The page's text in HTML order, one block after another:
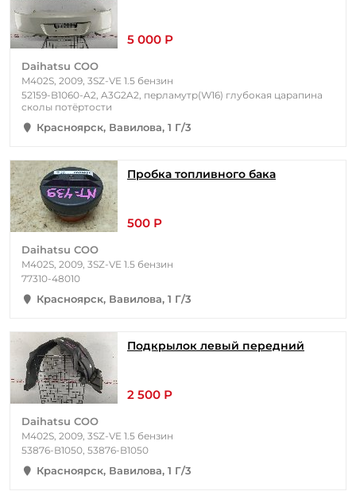
5 000 Р
Daihatsu COO
M402S, 2009, 3SZ-VE 1.5 бензин
52159-B1060-A2, A3G2A2, перламутр(W16) глубокая царапина
сколы потёртости
Красноярск, Вавилова, 1 Г/3
Пробка топливного бака
500 Р
Daihatsu COO
M402S, 2009, 3SZ-VE 1.5 бензин
77310-48010
Красноярск, Вавилова, 1 Г/3
Подкрылок левый передний
2 500 Р
Daihatsu COO
M402S, 2009, 3SZ-VE 1.5 бензин
53876-B1050, 53876-B1050
Красноярск, Вавилова, 1 Г/3